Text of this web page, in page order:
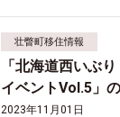
壮瞥町移住情報
「北海道西いぶ
イベントVol.5」
2023年11月01日